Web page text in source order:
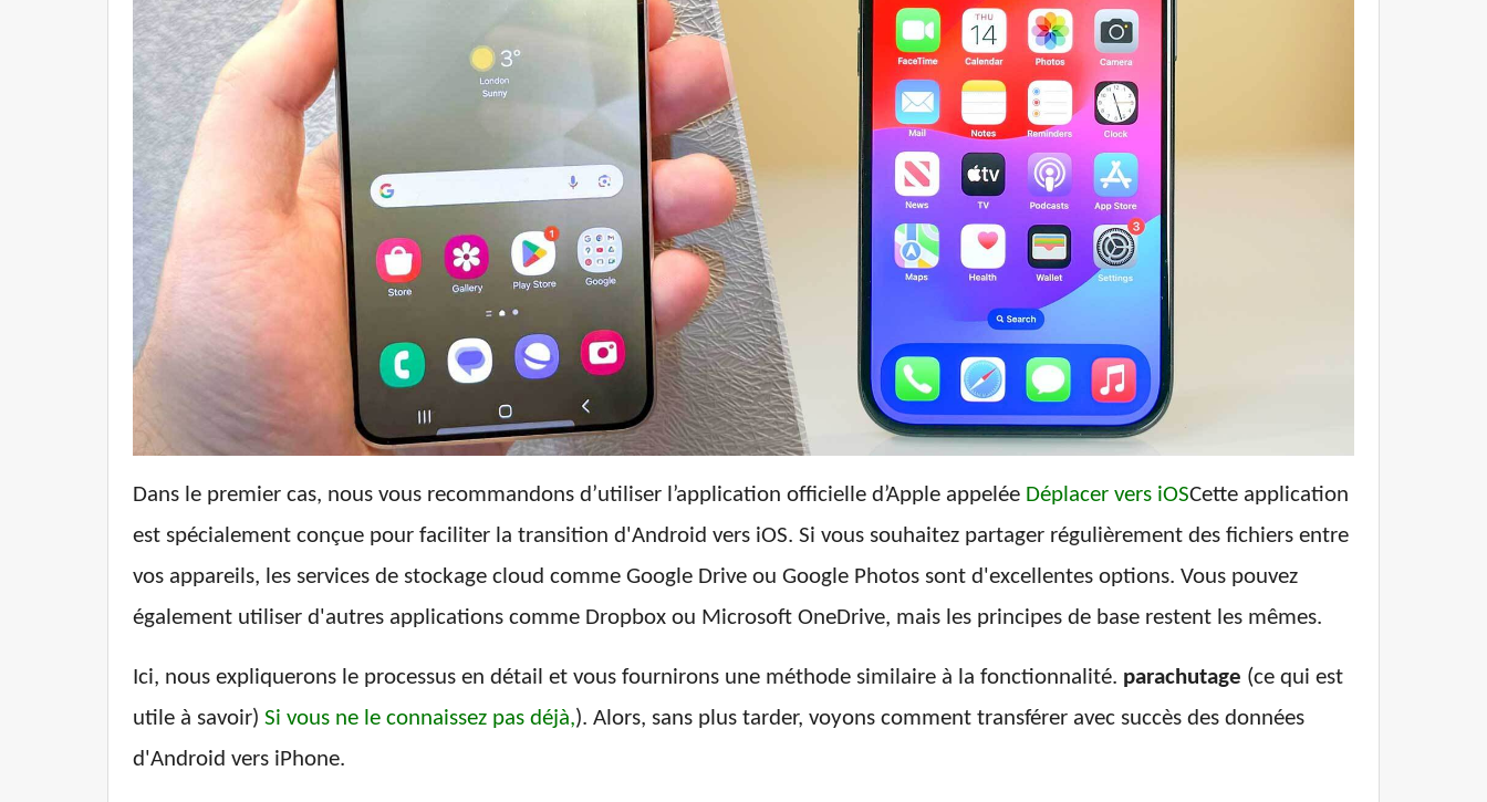
Dans le premier cas, nous vous recommandons d’utiliser l’application officielle d’Apple appelée Déplacer vers iOSCette application
est spécialement conçue pour faciliter la transition d'Android vers iOS. Si vous souhaitez partager régulièrement des fichiers entre
vos appareils, les services de stockage cloud comme Google Drive ou Google Photos sont d'excellentes options. Vous pouvez
également utiliser d'autres applications comme Dropbox ou Microsoft OneDrive, mais les principes de base restent les mêmes.
Ici, nous expliquerons le processus en détail et vous fournirons une méthode similaire à la fonctionnalité. parachutage (ce qui est
utile à savoir) Si vous ne le connaissez pas déjà,). Alors, sans plus tarder, voyons comment transférer avec succès des données
d'Android vers iPhone.